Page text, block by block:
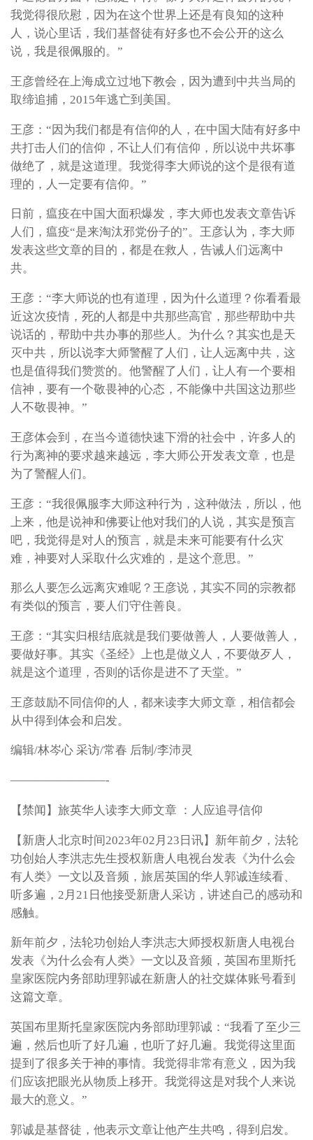
我觉得很欣慰，因为在这个世界上还是有良知的这种
人，说心里话，我们基督徒有好多也不会公开的这么
说，我是很佩服的。”
王彦曾经在上海成立过地下教会，因为遭到中共当局的
取缔追捕，2015年逃亡到美国。
王彦：“因为我们都是有信仰的人，在中国大陆有好多中
共打击人们的信仰，不让人们有信仰，所以说中共坏事
做绝了，就是这道理。我觉得李大师说的这个是很有道
理的，人一定要有信仰。”
日前，瘟疫在中国大面积爆发，李大师也发表文章告诉
人们，瘟疫“是来淘汰邪党份子的”。王彦认为，李大师
发表这些文章的目的，都是在救人，告诫人们远离中
共。
王彦：“李大师说的也有道理，因为什么道理？你看看最
近这次疫情，死的人都是中共那些高官，那些帮助中共
说话的，帮助中共办事的那些人。为什么？其实也是天
灭中共，所以说李大师警醒了人们，让人远离中共，这
也是值得我们赞赏的。他警醒了人们，让人有一个要相
信神，要有一个敬畏神的心态，不能像中共国这边那些
人不敬畏神。”
王彦体会到，在当今道德快速下滑的社会中，许多人的
行为离神的要求越来越远，李大师公开发表文章，也是
为了警醒人们。
王彦：“我很佩服李大师这种行为，这种做法，所以，他
上来，他是说神和佛要让他对我们的人说，其实是预言
吧，我觉得是对人的预言，就是未来可能要有什么灾
难，神要对人采取什么灾难的，是这个意思。”
那么人要怎么远离灾难呢？王彦说，其实不同的宗教都
有类似的预言，要人们守住善良。
王彦：“其实归根结底就是我们要做善人，人要做善人，
要做好事。其实《圣经》上也是做义人，不要做歹人，
就是这个道理，否则的话你是进不了天堂。”
王彦鼓励不同信仰的人，都来读李大师文章，相信都会
从中得到体会和启发。
编辑/林岑心 采访/常春 后制/李沛灵
————————-
【禁闻】旅英华人读李大师文章 ：人应追寻信仰
【新唐人北京时间2023年02月23日讯】新年前夕，法轮
功创始人李洪志先生授权新唐人电视台发表《为什么会
有人类》一文以及音频，旅居英国的华人郭诚连续看、
听多遍，2月21日他接受新唐人采访，讲述自己的感动和
感触。
新年前夕，法轮功创始人李洪志大师授权新唐人电视台
发表《为什么会有人类》一文以及音频，英国布里斯托
皇家医院内务部助理郭诚在新唐人的社交媒体账号看到
这篇文章。
英国布里斯托皇家医院内务部助理郭诚：“我看了至少三
遍，然后也听了好几遍，也听了好几遍。我觉得这里面
提到了很多关于神的事情。我觉得非常有意义，因为我
们应该把眼光从物质上移开。我觉得这是对我个人来说
最大的意义。”
郭诚是基督徒，他表示文章让他产生共鸣，得到启发。